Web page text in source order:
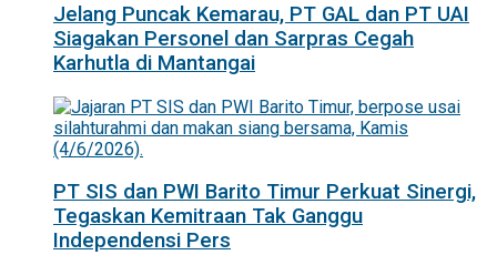
Jelang Puncak Kemarau, PT GAL dan PT UAI
Siagakan Personel dan Sarpras Cegah
Karhutla di Mantangai
PT SIS dan PWI Barito Timur Perkuat Sinergi,
Tegaskan Kemitraan Tak Ganggu
Independensi Pers